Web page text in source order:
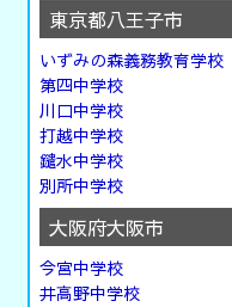
東京都八王子市
いずみの森義務教育学校
第四中学校
川口中学校
打越中学校
鑓水中学校
別所中学校
大阪府大阪市
今宮中学校
井高野中学校